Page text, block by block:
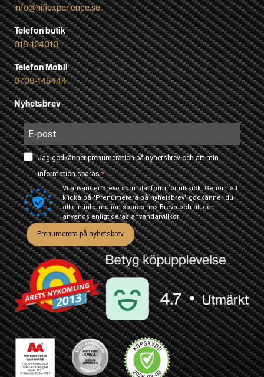
info@hifiexperience.se
Telefon butik
018-124010
Telefon Mobil
0709-145444
Nyhetsbrev
Jag godkänner prenumeration på nyhetsbrev och att min
information sparas.
Vi använder Brevo som plattform för utskick. Genom att
klicka på "Prenumerera på nyhetsbrev" godkänner du
att din information sparas hos Brevo och att den
används enligt derasanvändarvillkor
Prenumerera på nyhetsbrev